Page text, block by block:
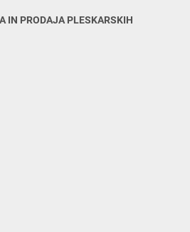
IN PRODAJA PLESKARSKIH